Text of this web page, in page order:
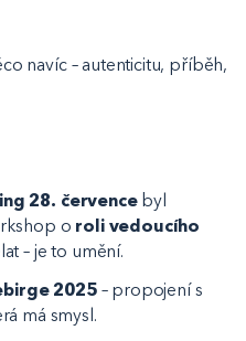
navíc – autenticitu, příběh,
28. červencebyl
o roli vedoucího
– je to umění.
2025– propojení s
má smysl.